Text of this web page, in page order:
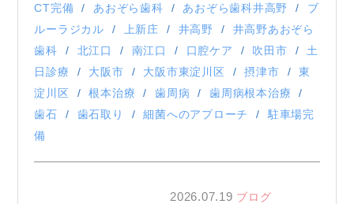
CT完備 あおぞら歯科 あおぞら歯科井高野
ブ
ルーラジカル
上新庄 井高野
井高野あおぞら
歯科
北江口 南江口 口腔ケア 吹田市
土
日診療
大阪市 大阪市東淀川区 摂津市
東
淀川区
根本治療 歯周病
歯周病根本治療
歯石
歯石取り 細菌へのアプローチ
駐車場完
備
2026.07.19 ブログ